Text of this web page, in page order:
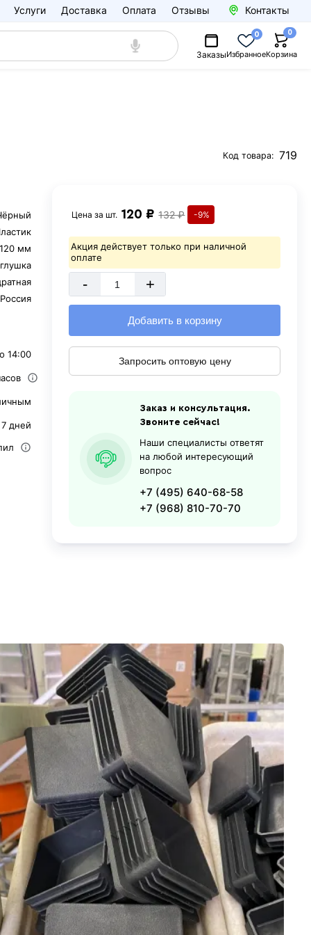
Услуги Доставка Оплата Отзывы Контакты
ЗаказыИзбранное
0
Корзина
0
Код товара: 719
мм
Россия
14:00
дней
Цена за шт. 120 ₽ 132 ₽ -9%
Акция действует только при наличной
оплате
- +
Добавить в корзину
Запросить оптовую цену
Заказ и консультация.
Звоните сейчас!
Наши специалисты ответят
на любой интересующий
вопрос
+7 (495) 640-68-58
+7 (968) 810-70-70